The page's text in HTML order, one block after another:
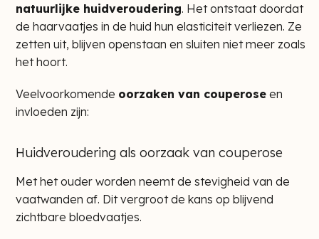
natuurlijke huidveroudering. Het ontstaat doordat
de haarvaatjes in de huid hun elasticiteit verliezen. Ze
zetten uit, blijven openstaan en sluiten niet meer zoals
het hoort.
Veelvoorkomende oorzaken van couperose en
invloeden zijn:
Huidveroudering als oorzaak van couperose
Met het ouder worden neemt de stevigheid van de
vaatwanden af. Dit vergroot de kans op blijvend
zichtbare bloedvaatjes.